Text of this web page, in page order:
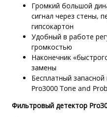
Громкий большой
сигнал через стены,
гипсокартон
Удобный в работе
громкостью
Наконечник
замены
Бесплатный
Pro3000 Tone and
Фильтровый детектор